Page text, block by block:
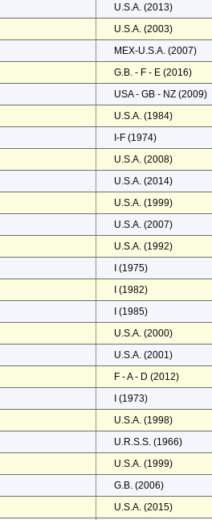
U.S.A. (2013)
U.S.A. (2003)
MEX-U.S.A. (2007)
G.B. - F - E (2016)
USA - GB - NZ (2009)
U.S.A. (1984)
I-F (1974)
U.S.A. (2008)
U.S.A. (2014)
U.S.A. (1999)
U.S.A. (2007)
U.S.A. (1992)
I (1975)
I (1982)
I (1985)
U.S.A. (2000)
U.S.A. (2001)
F - A - D (2012)
I (1973)
U.S.A. (1998)
U.R.S.S. (1966)
U.S.A. (1999)
G.B. (2006)
U.S.A. (2015)